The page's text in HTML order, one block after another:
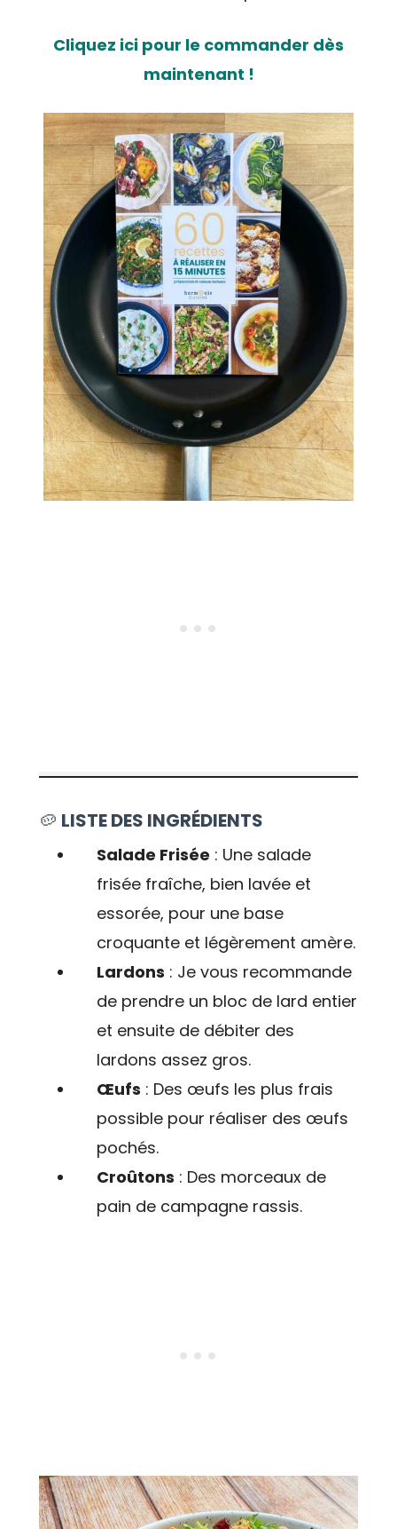
Cliquez ici pour le commander dès
maintenant !
🥔 LISTE DES INGRÉDIENTS
Salade Frisée : Une salade
frisée fraîche, bien lavée et
essorée, pour une base
croquante et légèrement amère.
Lardons : Je vous recommande
de prendre un bloc de lard entier
et ensuite de débiter des
lardons assez gros.
Œufs : Des œufs les plus frais
possible pour réaliser des œufs
pochés.
Croûtons : Des morceaux de
pain de campagne rassis.